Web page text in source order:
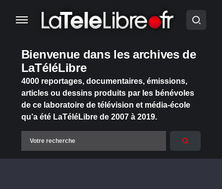
Bienvenue dans les archives de
LaTéléLibre
4000 reportages, documentaires, émissions,
articles ou dessins produits par les bénévoles
de ce laboratoire de télévision et média-école
qu’a été LaTéléLibre de 2007 à 2019.